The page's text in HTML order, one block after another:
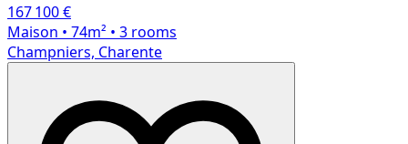
167 100 €
Maison • 74m² • 3 rooms
Champniers, Charente